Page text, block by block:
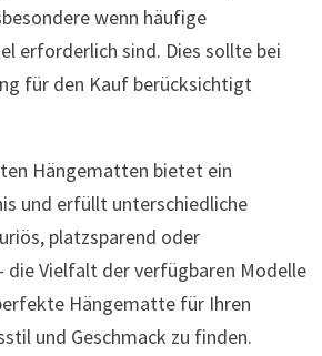
wenn häufige
erforderlich sind. Dies sollte bei
für den Kauf berücksichtigt
Hängematten bietet ein
und erfüllt unterschiedliche
platzsparend oder
die Vielfalt der verfügbaren Modelle
Hängematte für Ihren
und Geschmack zu finden.